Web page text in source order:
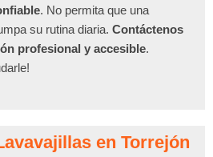
. No permita que una
su rutina diaria. Contáctenos
profesional y accesible.
en Torrejón